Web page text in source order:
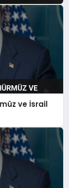
ve İsrail